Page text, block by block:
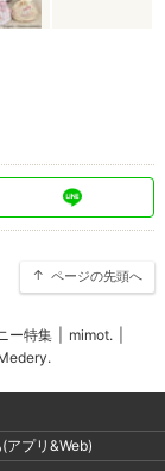
ページの先頭へ
ー特集 mimot.
アプリ&Web)